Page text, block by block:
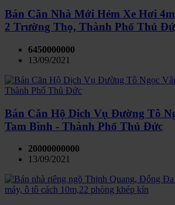
Bán Căn Nhà Mới Hẻm Xe Hơi
2 Trường Thọ, Thành Phố Thủ
6450000000
13/09/2021
Bán Căn Hộ Dịch Vụ Đường Tô
Tam Bình - Thành Phố Thủ Đức
20000000000
13/09/2021